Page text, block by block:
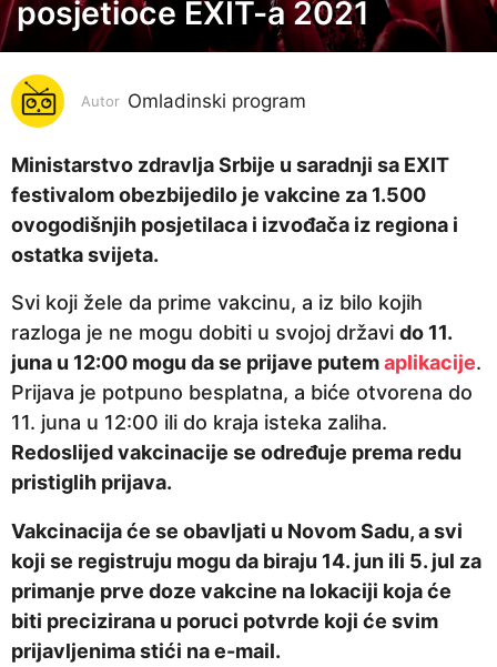
g
o
n
a
p
r
i
e
5
g
o
d
i
n
posjetioce EXIT-a 2021
Autor Omladinski program
Ministarstvo zdravlja Srbije u saradnji sa EXIT
festivalom obezbijedilo je vakcine za 1.500
ovogodišnjih posjetilaca i izvođača iz regiona i
ostatka svijeta.
Svi koji žele da prime vakcinu, a iz bilo kojih
razloga je ne mogu dobiti u svojoj državi do 11.
juna u 12:00 mogu da se prijave putemaplikacije.
Prijava je potpuno besplatna, a biće otvorena do
11. juna u 12:00 ili do kraja isteka zaliha.
Redoslijed vakcinacije se određuje prema redu
pristiglih prijava.
Vakcinacija će se obavljati u Novom Sadu, a svi
koji se registruju mogu da biraju 14. jun ili 5. jul za
primanje prve doze vakcine na lokaciji koja će
biti precizirana u poruci potvrde koji će svim
prijavljenima stići na e-mail.